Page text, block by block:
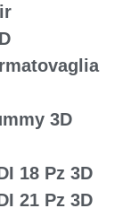
3D
18 Pz 3D
21 Pz 3D